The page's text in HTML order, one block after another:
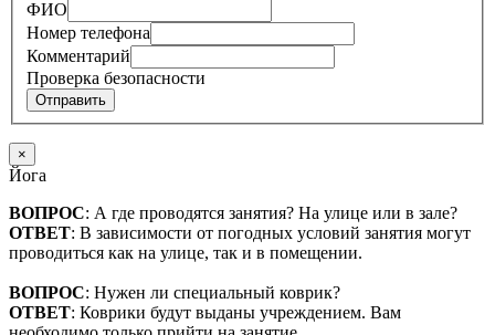
ФИО
Номер телефона
Комментарий
Проверка безопасности
Отправить
×
Йога
ВОПРОС: А где проводятся занятия? На улице или в зале?
ОТВЕТ: В зависимости от погодных условий занятия могут
проводиться как на улице, так и в помещении.
ВОПРОС: Нужен ли специальный коврик?
ОТВЕТ: Коврики будут выданы учреждением. Вам